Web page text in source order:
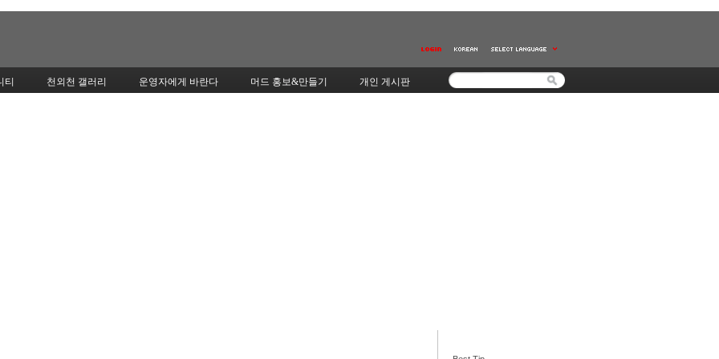
티 천외천 갤러리 운영자에게 바란다 머드 홍보&만들기 개인 게시판